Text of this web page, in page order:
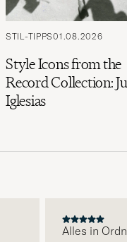
STIL-TIPPS01.08.2026
Style Icons from the
Record Collection:
Iglesias
Alles in